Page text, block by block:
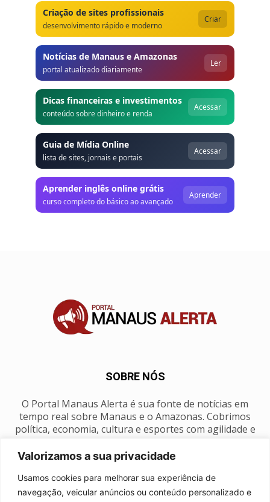
Valorizamos a sua privacidade
Usamos cookies para melhorar sua experiência de
navegação, veicular anúncios ou conteúdo personalizado e
Criação de sites profissionais
desenvolvimento rápido e moderno
Criar
Notícias de Manaus e Amazonas
portal atualizado diariamente
Ler
Dicas financeiras e investimentos
conteúdo sobre dinheiro e renda
Acessar
Guia de Mídia Online
lista de sites, jornais e portais
Acessar
Aprender inglês online grátis
curso completo do básico ao avançado
Aprender
SOBRE NÓS
O Portal Manaus Alerta é sua fonte de notícias em
tempo real sobre Manaus e o Amazonas. Cobrimos
política, economia, cultura e esportes com agilidade e